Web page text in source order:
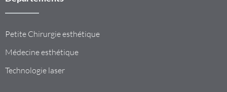
Petite Chirurgie esthétique
Médecine esthétique
Technologie laser